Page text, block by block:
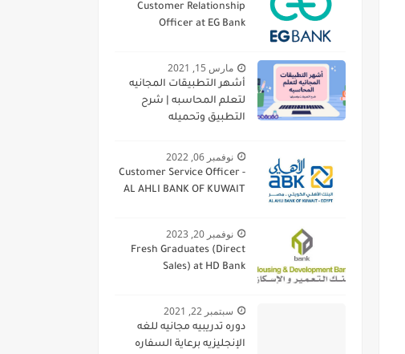
Customer Relationship
Officer at EG Bank
مارس 15, 2021
أشهر التطبيقات المجانيه
لتعلم المحاسبه | شرح
التطبيق وتحميله
نوفمبر 06, 2022
Customer Service Officer -
AL AHLI BANK OF KUWAIT
نوفمبر 20, 2023
Fresh Graduates (Direct
Sales) at HD Bank
سبتمبر 22, 2021
دوره تدريبيه مجانيه للغه
الإنجليزيه برعاية السفاره